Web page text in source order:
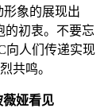
形象的展现出
的初衷。不要忘
向人们传递实现
共鸣。
薇娅看见